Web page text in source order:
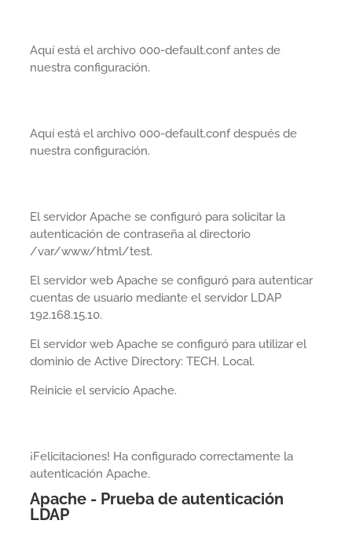
Aquí está el archivo 000-default.conf antes de
nuestra configuración.
Aquí está el archivo 000-default.conf después de
nuestra configuración.
El servidor Apache se configuró para solicitar la
autenticación de contraseña al directorio
/var/www/html/test.
El servidor web Apache se configuró para autenticar
cuentas de usuario mediante el servidor LDAP
192.168.15.10.
El servidor web Apache se configuró para utilizar el
dominio de Active Directory: TECH. Local.
Reinicie el servicio Apache.
¡Felicitaciones! Ha configurado correctamente la
autenticación Apache.
Apache - Prueba de autenticación
LDAP